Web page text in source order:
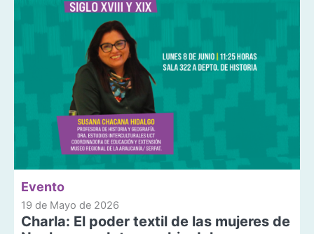
Evento
19 de Mayo de 2026
Charla: El poder textil de las mujeres de